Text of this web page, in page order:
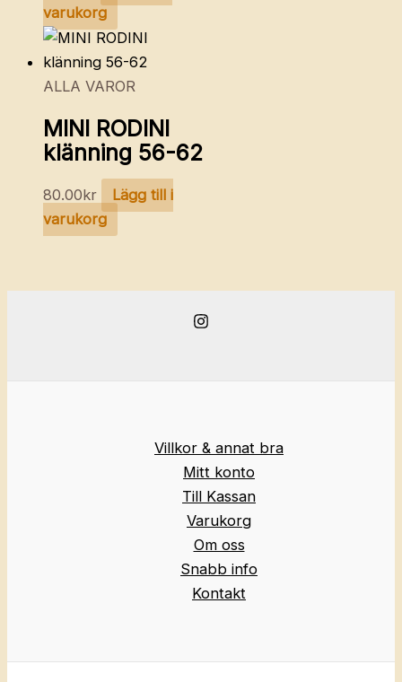
varukorg
ALLA VAROR
MINI RODINI
klänning 56-62
80.00kr
Lägg till i
varukorg
Villkor & annat bra
Mitt konto
Till Kassan
Varukorg
Om oss
Snabb info
Kontakt